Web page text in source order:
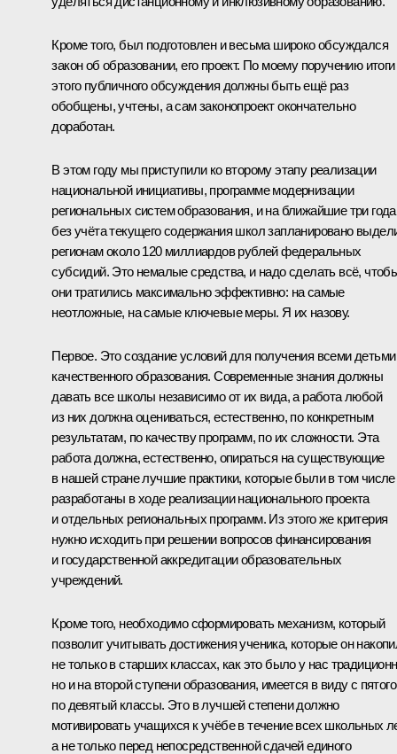
Кроме того, был подготовлен и весьма широко обсуждался
закон об образовании, его проект. По моему поручению итоги
этого публичного обсуждения должны быть ещё раз
обобщены, учтены, а сам законопроект окончательно
доработан.
В этом году мы приступили ко второму этапу реализации
национальной инициативы, программе модернизации
региональных систем образования, и на ближайшие три года
без учёта текущего содержания школ запланировано
регионам около 120 миллиардов рублей федеральных
субсидий. Это немалые средства, и надо сделать всё,
они тратились максимально эффективно: на самые
неотложные, на самые ключевые меры. Я их назову.
Первое. Это создание условий для получения всеми детьми
качественного образования. Современные знания должны
давать все школы независимо от их вида, а работа любой
из них должна оцениваться, естественно, по конкретным
результатам, по качеству программ, по их сложности. Эта
работа должна, естественно, опираться на существующие
в нашей стране лучшие практики, которые были в том числе
разработаны в ходе реализации национального проекта
и отдельных региональных программ. Из этого же критерия
нужно исходить при решении вопросов финансирования
и государственной аккредитации образовательных
учреждений.
Кроме того, необходимо сформировать механизм, который
позволит учитывать достижения ученика, которые он
не только в старших классах, как это было у нас
но и на второй ступени образования, имеется в виду с пятого
по девятый классы. Это в лучшей степени должно
мотивировать учащихся к учёбе в течение всех школьных
а не только перед непосредственной сдачей единого